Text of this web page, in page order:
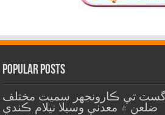
Popular Posts
حڪومت 4 آگسٽ تي ڪارونجهر سميت مختلف
ضلعن ۾ معدني وسيلا نيلام ڪندي